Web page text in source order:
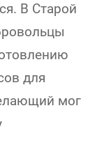
В Старой
для
мог